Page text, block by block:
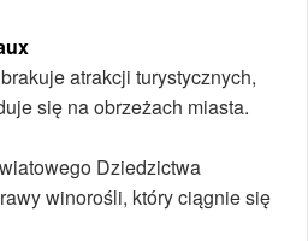
atrakcji turystycznych,
się na obrzeżach miasta.
Dziedzictwa
winorośli, który ciągnie się